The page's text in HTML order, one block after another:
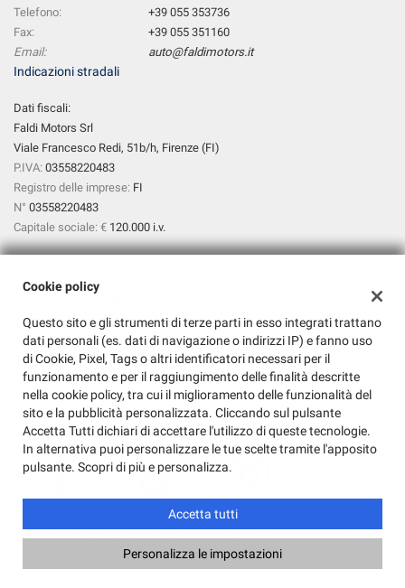
Telefono:
+39 055 353736
Fax:
+39 055 351160
Email:
auto@faldimotors.it
Indicazioni stradali
Dati fiscali:
Faldi Motors Srl
Viale Francesco Redi, 51b/h, Firenze (FI)
P.IVA: 03558220483
Registro delle imprese: FI
N° 03558220483
Capitale sociale: € 120.000 i.v.
Da lunedì al venerdì:
09:00 – 13:00
15:00 – 19:00
Sabato:
09:00 – 13:00
Copyright © 2026 GestionaleAuto.com S.r.l., Tutti i diritti riservati -
Leggi l'informativa sulla privacy-Cookie Policy
GestionaleAuto.com
Cookie policy
Questo sito e gli strumenti di terze parti in esso integrati trattano
dati personali (es. dati di navigazione o indirizzi IP) e fanno uso
di Cookie, Pixel, Tags o altri identificatori necessari per il
funzionamento e per il raggiungimento delle finalità descritte
nella cookie policy, tra cui il miglioramento delle funzionalità del
sito e la pubblicità personalizzata. Cliccando sul pulsante
Accetta Tutti dichiari di accettare l'utilizzo di queste tecnologie.
In alternativa puoi personalizzare le tue scelte tramite l'apposito
pulsante. Scopri di più e personalizza.
Accetta tutti
Personalizza le impostazioni